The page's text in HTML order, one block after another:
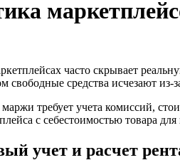
часто скрывает
свободные средства исчезают
требует учета комиссий,
с себестоимостью товара
учет и расчет